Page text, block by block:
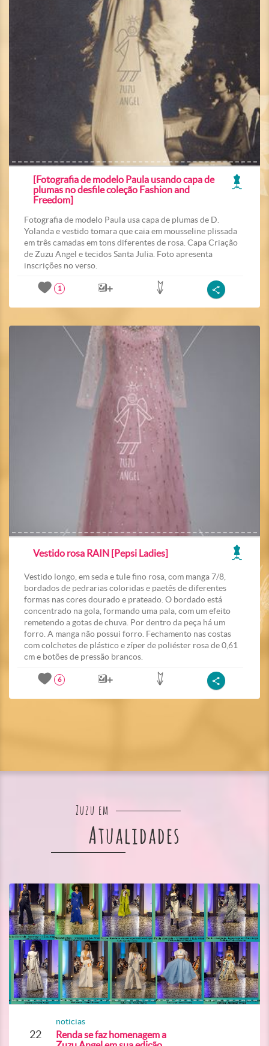
[Fotografia de modelo Paula usando capa de
plumas no desfile coleção Fashion and
Freedom]
Fotografia de modelo Paula usa capa de plumas de D.
Yolanda e vestido tomara que caia em mousseline plissada
em três camadas em tons diferentes de rosa. Capa Criação
de Zuzu Angel e tecidos Santa Julia. Foto apresenta
inscrições no verso.
1
Vestido rosa RAIN [Pepsi Ladies]
Vestido longo, em seda e tule fino rosa, com manga 7/8,
bordados de pedrarias coloridas e paetês de diferentes
formas nas cores dourado e prateado. O bordado está
concentrado na gola, formando uma pala, com um efeito
remetendo a gotas de chuva. Por dentro da peça há um
forro. A manga não possui forro. Fechamento nas costas
com colchetes de plástico e zíper de poliéster rosa de 0,61
cm e botões de pressão brancos.
6
Zuzu em
Atualidades
22
noticias
Renda se faz homenagem a